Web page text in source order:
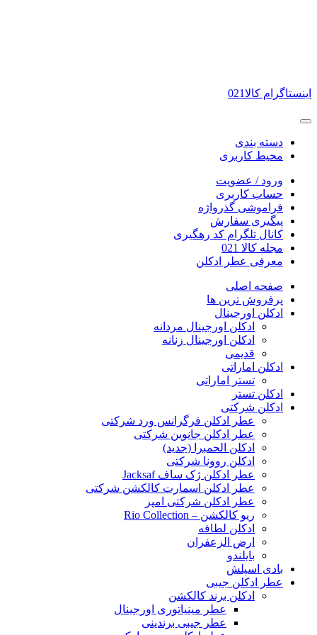
اینستاگرام کالا021
دسته بندی
محیط کاربری
ورود / عضویت
حساب کاربری
فراموشی گذرواژه
پیگیری سفارش
کانال تلگرام کد رهگیری
مجله کالا 021
معرفی عطر ادکلن
صفحه اصلی
پرفروش ترین ها
ادکلن اورجینال
ادکلن اورجینال مردانه
ادکلن اورجینال زنانه
قدیمی
ادکلن اماراتی
تستر اماراتی
ادکلن تستر
ادکلن شرکتی
عطر ادکلن فرگرانس ورد شرکتی
عطر ادکلن جانوین شرکتی
ادکلن الحمبرا (جدید)
ادکلن روونا شرکتی
عطر ادکلن ژک‌ ساف Jacksaf
عطر ادکلن اسمارت کالکشن شرکتی
عطر ادکلن شرکتی امپر
ریو کالکشن – Rio Collection
ادکلن لطافه
ارض الزعفران
بایلندو
بادی اسپلش
عطر ادکلن جیبی
ادکلن برند کالکشن
عطر مینیاتوری اورجینال
عطر جیبی برندینی